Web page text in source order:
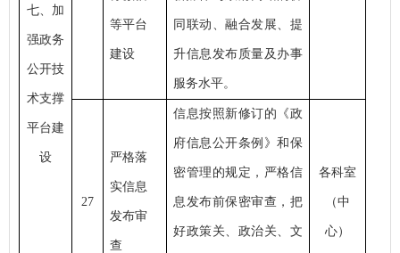
七、加
强政务
公开技
术支撑
平台建
设
等平台
建设
同联动、融合发展、提
升信息发布质量及办事
服务水平。
27
严格落
实信息
发布审
查
信息按照新修订的《政
府信息公开条例》和保
密管理的规定，严格信
息发布前保密审查，把
好政策关、政治关、文
各科室
（中
心）